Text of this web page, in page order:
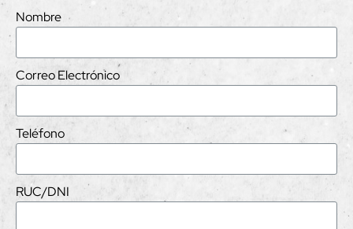
Nombre
Correo Electrónico
Teléfono
RUC/DNI